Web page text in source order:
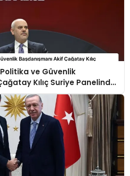
ve Güvenlik
Kılıç Suriye Panelinde